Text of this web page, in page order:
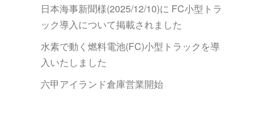
日本海事新聞様(2025/12/10)に FC小型トラ
ック導入について掲載されました
水素で動く燃料電池(FC)小型トラックを導
入いたしました
六甲アイランド倉庫営業開始